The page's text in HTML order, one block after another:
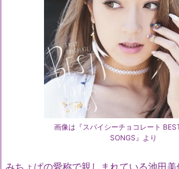
画像は『スパイシーチョコレート
SONGS』より